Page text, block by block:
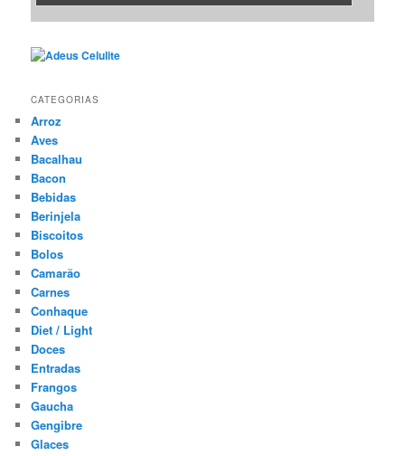
CATEGORIAS
Arroz
Aves
Bacalhau
Bacon
Bebidas
Berinjela
Biscoitos
Bolos
Camarão
Carnes
Conhaque
Diet / Light
Doces
Entradas
Frangos
Gaucha
Gengibre
Glaces